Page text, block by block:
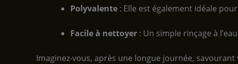
Polyvalente : Elle est également idéale
Facile à nettoyer : Un simple rinçage à
Imaginez-vous, après une longue journée,